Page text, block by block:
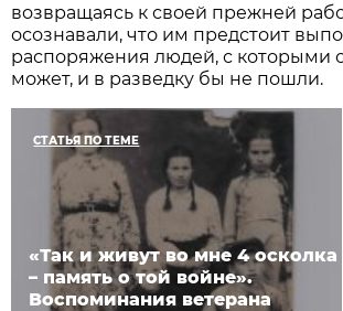
возвращаясь к своей прежней
осознавали, что им предстоит
распоряжения людей, с которыми
может, и в разведку бы не пошли.
СТАТЬЯ ПО ТЕМЕ
«Так и живут во мне 4 осколка
– память о той войне».
Воспоминания ветерана